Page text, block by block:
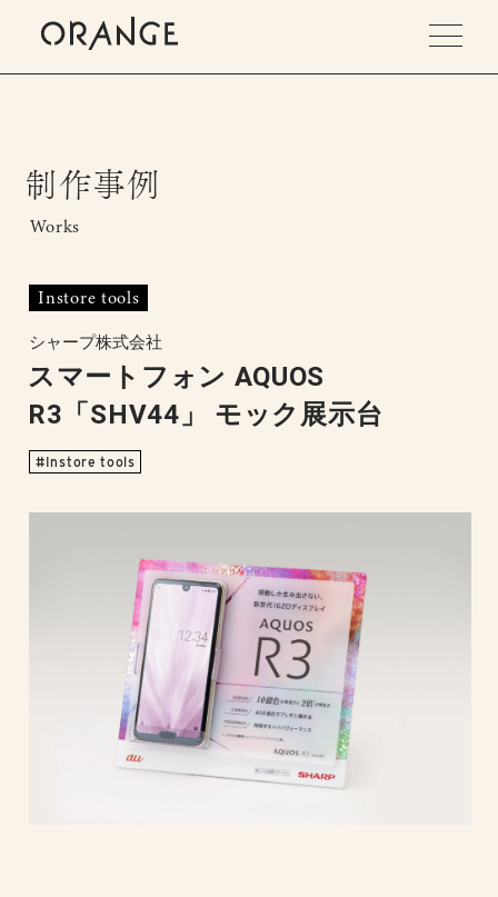
制作事例
Works
Instore tools
シャープ株式会社
スマートフォン AQUOS
R3「SHV44」 モック展示台
Instore tools